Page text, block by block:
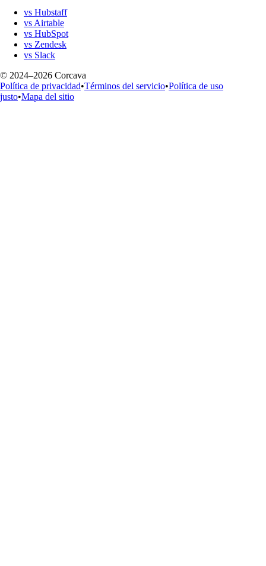
vs Hubstaff
vs Airtable
vs HubSpot
vs Zendesk
vs Slack
© 2024–2026 Corcava
Política de privacidad•Términos del servicio•Política de uso
justo•Mapa del sitio